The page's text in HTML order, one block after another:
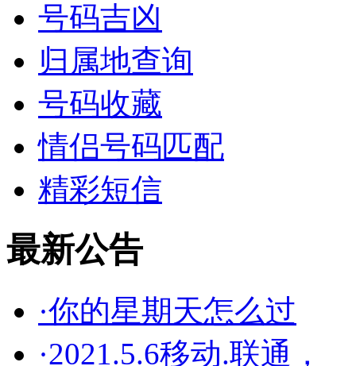
号码吉凶
归属地查询
号码收藏
情侣号码匹配
精彩短信
最新公告
·你的星期天怎么过
·2021.5.6移动.联通，